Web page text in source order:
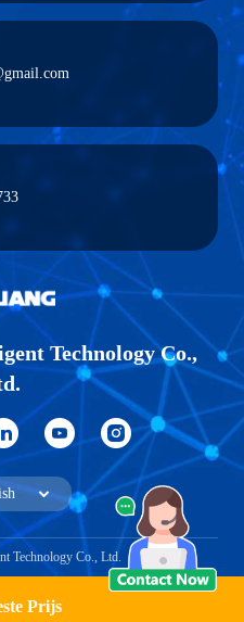
Prijs
Technology Co.,
Technology Co., Ltd.
Vraag een offerte aan